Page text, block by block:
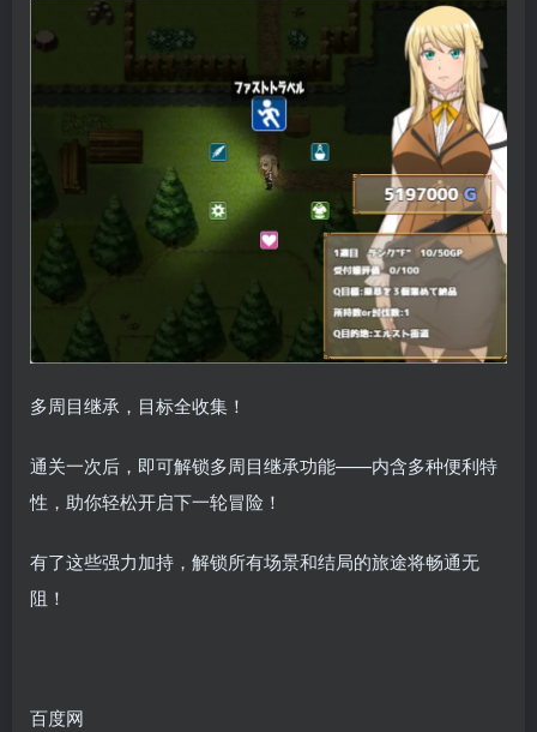
多周目继承，目标全收集！
通关一次后，即可解锁多周目继承功能——内含多种便利特
性，助你轻松开启下一轮冒险！
有了这些强力加持，解锁所有场景和结局的旅途将畅通无
阻！
百度网